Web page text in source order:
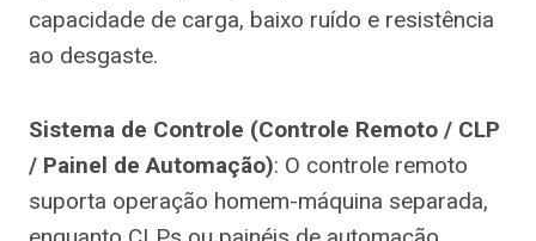
capacidade de carga, baixo ruído e resistência
ao desgaste.
Sistema de Controle (Controle Remoto / CLP
/ Painel de Automação): O controle remoto
suporta operação homem-máquina separada,